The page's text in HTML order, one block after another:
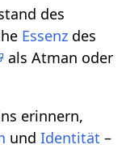
des
Essenz des
als Atman oder
erinnern,
undIdentität –